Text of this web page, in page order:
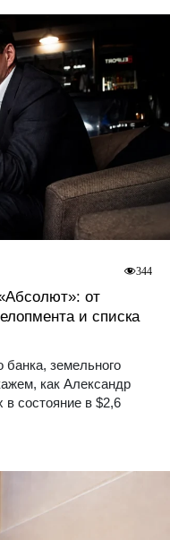
от
и списка
банка, земельного
как Александр
в состояние в $2,6
344